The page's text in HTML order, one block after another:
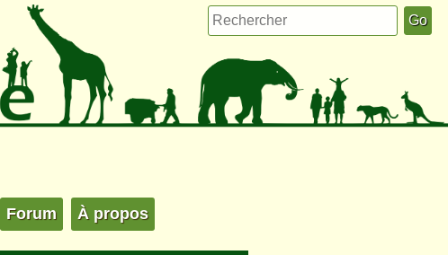
Forum À propos